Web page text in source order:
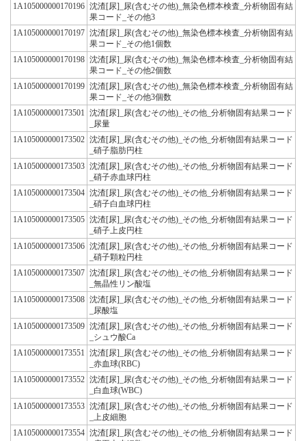
1A105000000170196 沈渣[尿]_尿(含むその他)_無染色標本検査_分析物固有結
果コード_その他3
1A105000000170197 沈渣[尿]_尿(含むその他)_無染色標本検査_分析物固有結
果コード_その他1個数
1A105000000170198 沈渣[尿]_尿(含むその他)_無染色標本検査_分析物固有結
果コード_その他2個数
1A105000000170199 沈渣[尿]_尿(含むその他)_無染色標本検査_分析物固有結
果コード_その他3個数
1A105000000173501
沈渣[尿]_尿(含むその他)_その他_分析物固有結果コード
_尿量
1A105000000173502 沈渣[尿]_尿(含むその他)_その他_分析物固有結果コード
_硝子脂肪円柱
1A105000000173503 沈渣[尿]_尿(含むその他)_その他_分析物固有結果コード
_硝子赤血球円柱
1A105000000173504 沈渣[尿]_尿(含むその他)_その他_分析物固有結果コード
_硝子白血球円柱
1A105000000173505 沈渣[尿]_尿(含むその他)_その他_分析物固有結果コード
_硝子上皮円柱
1A105000000173506 沈渣[尿]_尿(含むその他)_その他_分析物固有結果コード
_硝子顆粒円柱
1A105000000173507 沈渣[尿]_尿(含むその他)_その他_分析物固有結果コード
_無晶性リン酸塩
1A105000000173508 沈渣[尿]_尿(含むその他)_その他_分析物固有結果コード
_尿酸塩
1A105000000173509 沈渣[尿]_尿(含むその他)_その他_分析物固有結果コード
_シュウ酸Ca
1A105000000173551
沈渣[尿]_尿(含むその他)_その他_分析物固有結果コード
_赤血球(RBC)
1A105000000173552 沈渣[尿]_尿(含むその他)_その他_分析物固有結果コード
_白血球(WBC)
1A105000000173553 沈渣[尿]_尿(含むその他)_その他_分析物固有結果コード
_上皮細胞
1A105000000173554 沈渣[尿]_尿(含むその他)_その他_分析物固有結果コード